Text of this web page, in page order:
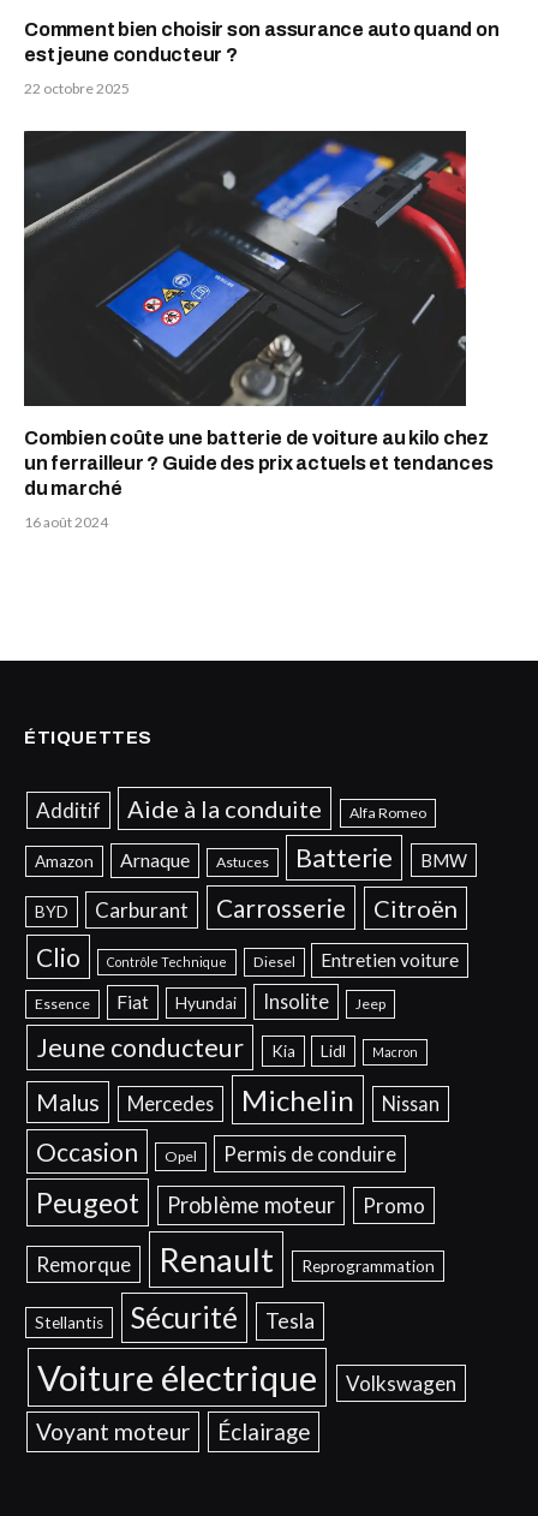
Comment bien choisir son assurance auto quand on
est jeune conducteur ?
22 octobre 2025
Combien coûte une batterie de voiture au kilo chez
un ferrailleur ? Guide des prix actuels et tendances
du marché
16 août 2024
ÉTIQUETTES
Additif Aide à la conduite Alfa Romeo
Amazon Arnaque Astuces Batterie BMW
BYD Carburant Carrosserie Citroën
Clio Contrôle Technique Diesel Entretien voiture
Essence Fiat Hyundai Insolite Jeep
Jeune conducteur Kia Lidl Macron
Malus Mercedes Michelin Nissan
Occasion Opel Permis de conduire
Peugeot Problème moteur Promo
Remorque Renault Reprogrammation
Stellantis Sécurité Tesla
Voiture électrique Volkswagen
Voyant moteur Éclairage